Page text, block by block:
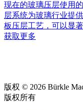
现在的玻璃压层使用
层系统为玻璃行业提
板压层工艺，可以显
获取更多
版权 © 2026 Bürkle
版权所有